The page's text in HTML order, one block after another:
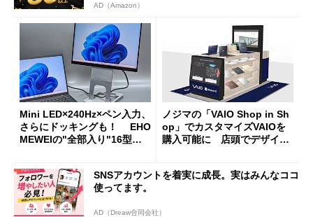
AD（Amazon）
Mini LED×240Hz×ペン入力、
さらにドッキングも！ EHO
MEWEIの"全部入り"16型モ
ノジマの「VAIO Shop in Sh
op」でカスタマイズVAIOを
購入可能に 店頭でデザイン
SNSアカウントを着実に成長。実はみんなココ
使ってます。
AD（Dreaw合同会社）